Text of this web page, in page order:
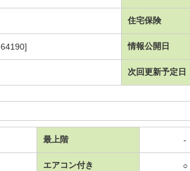
住宅保険
情報公開日
次回更新予定日
最上階 -
エアコン付き ○